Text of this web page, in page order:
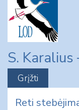
content
S.
Reti